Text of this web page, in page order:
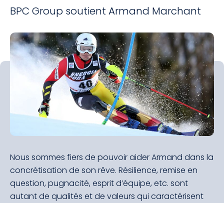
BPC Group soutient Armand Marchant
Nous sommes fiers de pouvoir aider Armand dans la
concrétisation de son rêve. Résilience, remise en
question, pugnacité, esprit d’équipe, etc. sont
autant de qualités et de valeurs qui caractérisent